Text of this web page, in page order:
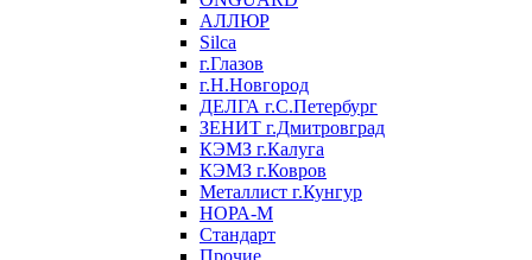
АЛЛЮР
Silca
г.Глазов
г.Н.Новгород
ДЕЛГА г.С.Петербург
ЗЕНИТ г.Дмитровград
КЭМЗ г.Калуга
КЭМЗ г.Ковров
Металлист г.Кунгур
НОРА-М
Стандарт
Прочие